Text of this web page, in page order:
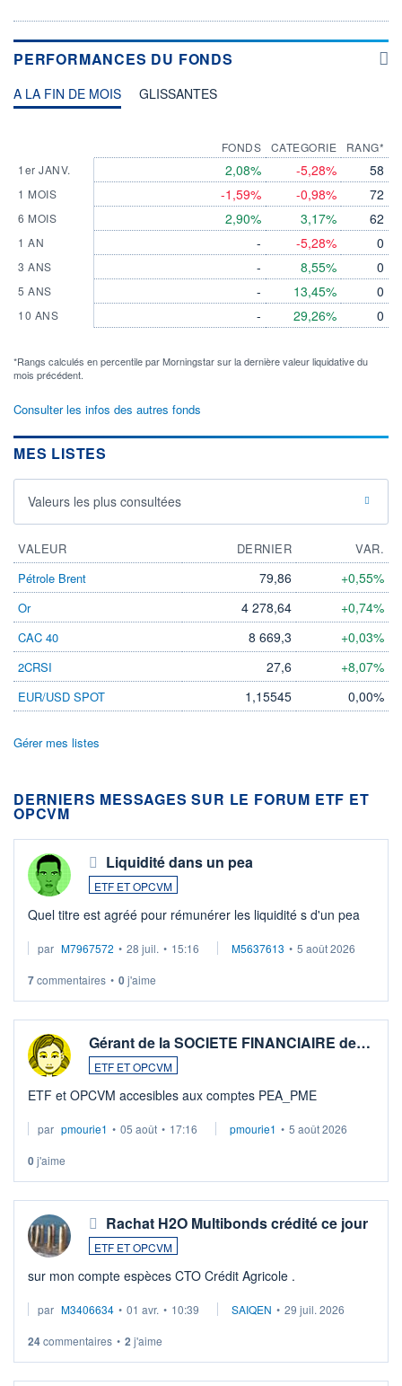
PERFORMANCES DU FONDS
A LA FIN DE MOIS GLISSANTES
1er JANV.
1 MOIS
6 MOIS
1 AN
3 ANS
5 ANS
10 ANS
FONDS
2,08%
-1,59%
2,90%
-
-
-
-
CATEGORIE
-5,28%
-0,98%
3,17%
-5,28%
8,55%
13,45%
29,26%
RANG*
58
72
62
0
0
0
0
*Rangs calculés en percentile par Morningstar sur la dernière valeur liquidative du
mois précédent.
Consulter les infos des autres fonds
MES LISTES
Valeurs les plus consultées
VALEUR DERNIER
VAR.
Pétrole Brent
79,86 +0,55%
Or 4 278,64 +0,74%
CAC 40 8 669,3 +0,03%
2CRSI 27,6 +8,07%
EUR/USD SPOT 1,15545 0,00%
Gérer mes listes
DERNIERS MESSAGES SUR LE FORUM ETF ET
OPCVM
Liquidité dans un pea
ETF ET OPCVM
Quel titre est agréé pour rémunérer les liquidité s d'un pea
par M7967572 • 28 juil. • 15:16 M5637613 • 5 août 2026
7commentaires • 0j'aime
Gérant de la SOCIETE FINANCIAIRE de…
ETF ET OPCVM
ETF et OPCVM accesibles aux comptes PEA_PME
par pmourie1 • 05 août • 17:16 pmourie1 • 5 août 2026
0j'aime
Rachat H2O Multibonds crédité ce jour
ETF ET OPCVM
sur mon compte espèces CTO Crédit Agricole .
par M3406634 • 01 avr. • 10:39 SAIQEN • 29 juil. 2026
24commentaires • 2 j'aime